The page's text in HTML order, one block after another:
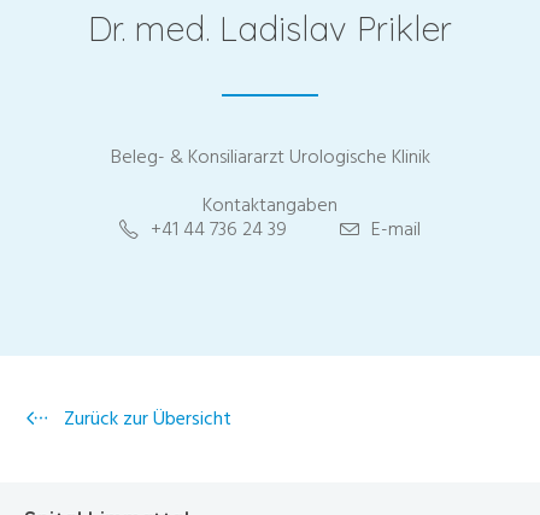
Dr. med. Ladislav Prikler
Beleg- & Konsiliararzt Urologische Klinik
Kontaktangaben
+41 44 736 24 39 E-mail
Zurück zur Übersicht